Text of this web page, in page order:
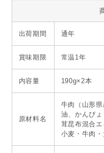
出荷期間 通年
賞味期限 常温1年
内容量 190g×2本
原材料名
牛肉（山形
油、かんぴ
茸昆布混合
小麦・牛肉・